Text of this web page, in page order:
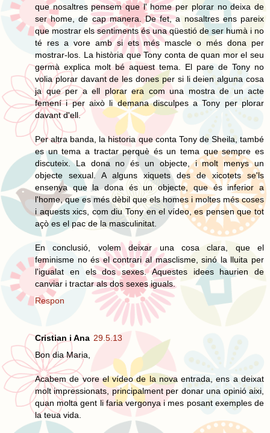
que nosaltres pensem que l' home per plorar no deixa de
ser home, de cap manera. De fet, a nosaltres ens pareix
que mostrar els sentiments és una qüestió de ser humà i no
té res a vore amb si ets més mascle o més dona per
mostrar-los. La història que Tony conta de quan mor el seu
germà explica molt bé aquest tema. El pare de Tony no
volia plorar davant de les dones per si li deien alguna cosa
ja que per a ell plorar era com una mostra de un acte
femení i per això li demana disculpes a Tony per plorar
davant d'ell.
Per altra banda, la historia que conta Tony de Sheila, també
es un tema a tractar perquè és un tema que sempre es
discuteix. La dona no és un objecte, i molt menys un
objecte sexual. A alguns xiquets des de xicotets se'ls
ensenya que la dona és un objecte, que és inferior a
l'home, que es més dèbil que els homes i moltes més coses
i aquests xics, com diu Tony en el vídeo, es pensen que tot
açò es el pac de la masculinitat.
En conclusió, volem deixar una cosa clara, que el
feminisme no és el contrari al masclisme, sinó la lluita per
l'igualat en els dos sexes. Aquestes idees haurien de
canviar i tractar als dos sexes iguals.
Respon
Cristian i Ana 29.5.13
Bon dia Maria,
Acabem de vore el vídeo de la nova entrada, ens a deixat
molt impressionats, principalment per donar una opinió aixi,
quan molta gent li faria vergonya i mes posant exemples de
la teua vida.